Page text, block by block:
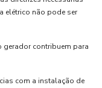
elétrico não pode ser
gerador contribuem para
com a instalação de